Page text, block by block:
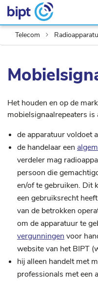
Telecom
Het houden en op de
mobielsignaalrepeaters is
de apparatuur voldoet
de handelaar een
verdeler mag
persoon die
en/of te gebruiken. Dit
een gebruiksrecht
van de betrokken
om de apparatuur te
vergunningen voor
website van het BIPT
hij alleen handelt met
professionals met een